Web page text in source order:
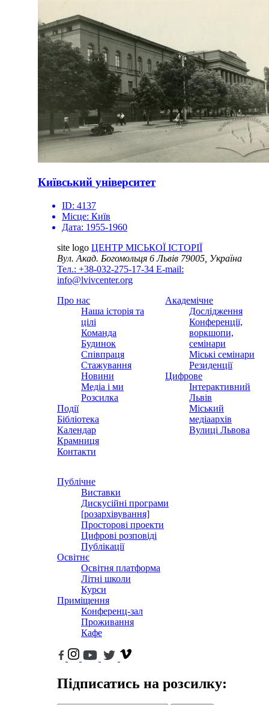
Київський університет
ID: 4137
Місце: Київ
Дата: 1955-1960
site logo ЦЕНТР МІСЬКОЇ ІСТОРІЇ
Вул. Акад. Богомольця 6Львів 79005, Україна
Тел.: +38-032-275-17-34 E-mail:
info@lvivcenter.org
Про нас
Наша історія та
цілі
Команда
Будинок
Співпраця
Стажування
Новини
Медіа і ми
Розсилка
Події
Бібліотека
Календар
Крамниця
Контакти
Академічне
Дослідження
Конференції,
воркшопи,
семінари
Міські семінари
Резиденції
Цифрове
Інтерактивний
Львів
Міський
медіаархів
Вулиці Львова
Публічне
Виставки
Дискусійні програми
[розархівування]
Просторові проекти
Цифрові розповіді
Публікації
Освітнє
Освітня платформа
Літні школи
Курси
Приміщення
Конференц-зал
Проживання
Кафе
Підписатись на розсилку: